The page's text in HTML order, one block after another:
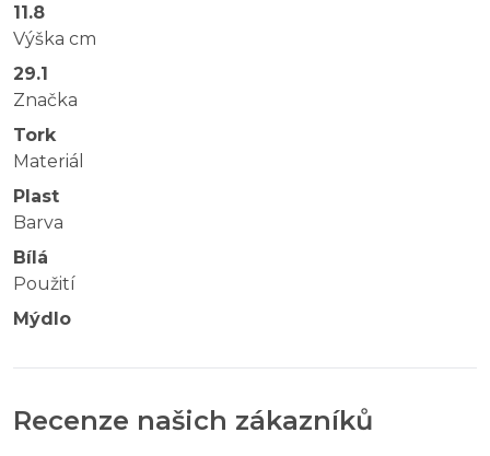
11.8
Výška cm
29.1
Značka
Tork
Materiál
Plast
Barva
Bílá
Použití
Mýdlo
Recenze našich zákazníků